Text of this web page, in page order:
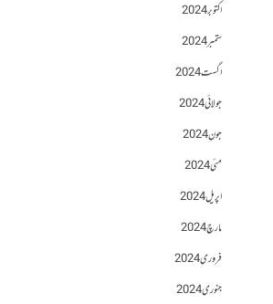
اکتوبر 2024
ستمبر 2024
اگست 2024
جولائی 2024
جون 2024
مئی 2024
اپریل 2024
مارچ 2024
فروری 2024
جنوری 2024